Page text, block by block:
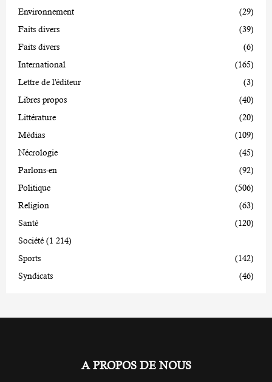
Environnement
(29)
Faits divers
(39)
Faits divers
(6)
International
(165)
Lettre de l'éditeur
(3)
Libres propos
(40)
Littérature
(20)
Médias
(109)
Nécrologie
(45)
Parlons-en
(92)
Politique
(506)
Religion
(63)
Santé
(120)
Société (1 214)
Sports
(142)
Syndicats
(46)
A PROPOS DE NOUS